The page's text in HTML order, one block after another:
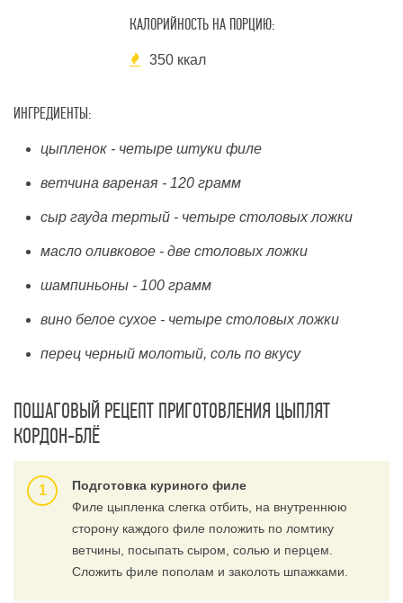
КАЛОРИЙНОСТЬ НА ПОРЦИЮ:
350 ккал
ИНГРЕДИЕНТЫ:
цыпленок - четыре штуки филе
ветчина вареная - 120 грамм
сыр гауда тертый - четыре столовых ложки
масло оливковое - две столовых ложки
шампиньоны - 100 грамм
вино белое сухое - четыре столовых ложки
перец черный молотый, соль по вкусу
ПОШАГОВЫЙ РЕЦЕПТ ПРИГОТОВЛЕНИЯ ЦЫПЛЯТ
КОРДОН-БЛЁ
Подготовка куриного филе
Филе цыпленка слегка отбить, на внутреннюю
сторону каждого филе положить по ломтику
ветчины, посыпать сыром, солью и перцем.
Сложить филе пополам и заколоть шпажками.